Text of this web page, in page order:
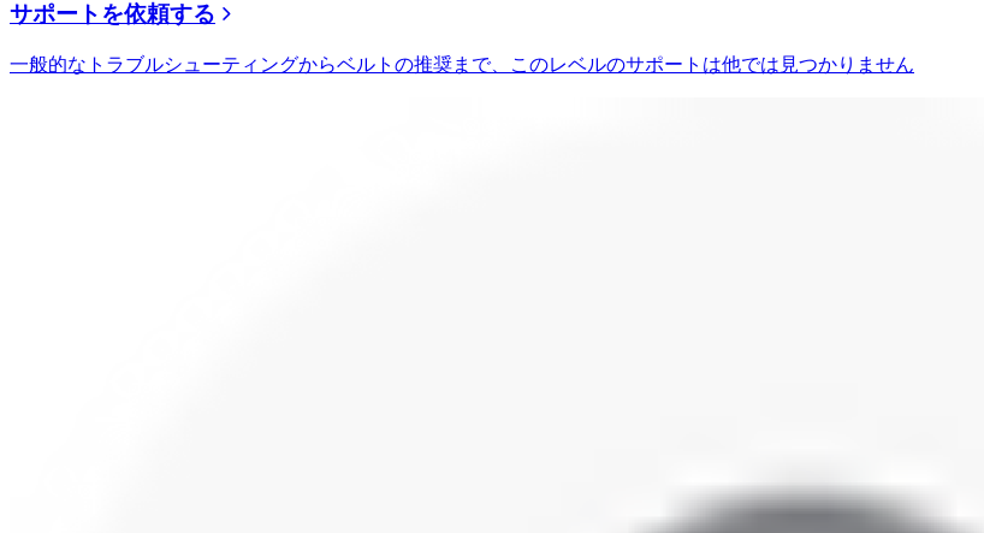
サポートを依頼する
一般的なトラブルシューティングからベルトの推奨まで、このレベルのサポートは他では見つかりません